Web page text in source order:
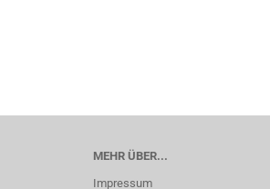
MEHR ÜBER...
Impressum